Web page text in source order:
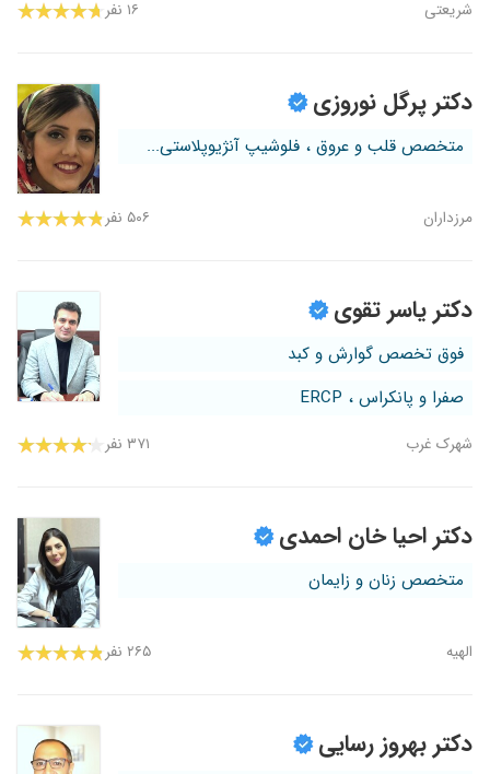
شریعتی ۱۶ نفر
دکتر پرگل نوروزی
متخصص قلب و عروق ، فلوشیپ آنژیوپلاستی...
مرزداران ۵۰۶ نفر
دکتر یاسر تقوی
فوق تخصص گوارش و کبد
صفرا و پانکراس ، ERCP
شهرک غرب ۳۷۱ نفر
دکتر احیا خان احمدی
متخصص زنان و زایمان
الهیه ۲۶۵ نفر
دکتر بهروز رسایی